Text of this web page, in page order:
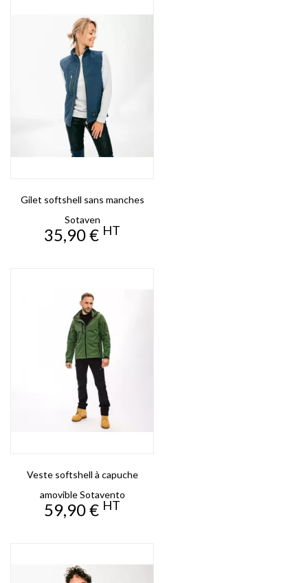
Gilet softshell sans manches
Sotaven
Prix
35,90 € HT
Veste softshell à capuche
amovible Sotavento
Prix
59,90 € HT